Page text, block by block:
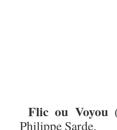
Flic ou Voyou
Philippe Sarde.